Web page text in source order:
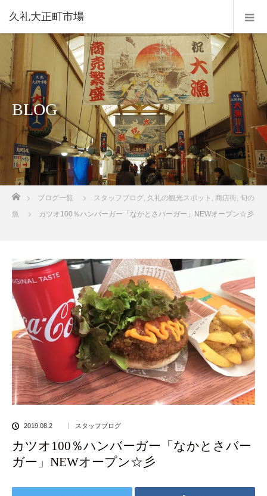
久礼大正町市場
BLOG
ブログ一覧 スタッフブログ, 久礼の観光スポット , 商店街, 旬の
魚
カツオ100％ハンバーガー「なかとさバーガー」NEWオープン☆彡
2019.08.2 スタッフブログ
カツオ100％ハンバーガー「なかとさバー
ガー」NEWオープン☆彡